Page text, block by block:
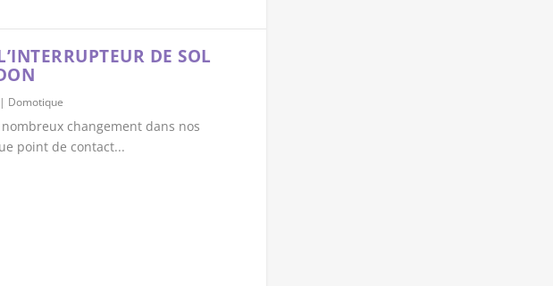
DE SOL
| Domotique
nombreux changement dans nos
point de contact...